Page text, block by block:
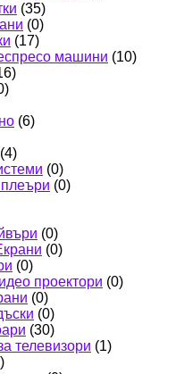
(35)
(0)
(17)
машини (10)
(6)
(4)
(0)
(0)
(0)
(0)
(0)
проектори (0)
(0)
(0)
(30)
телевизори (1)